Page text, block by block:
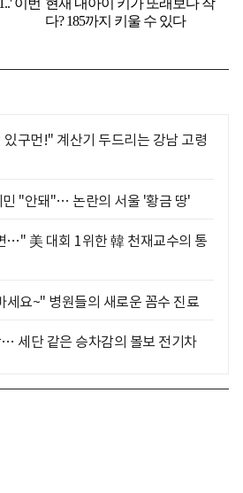
구먼!" 계산기 두드리는 강남 고령
민 "안돼"… 논란의 서울 '황금 땅'
…" 美 대회 1위한 韓 천재교수의 통
세요~" 병원들의 새로운 꼼수 진료
세단 같은 승차감의 볼보 전기차